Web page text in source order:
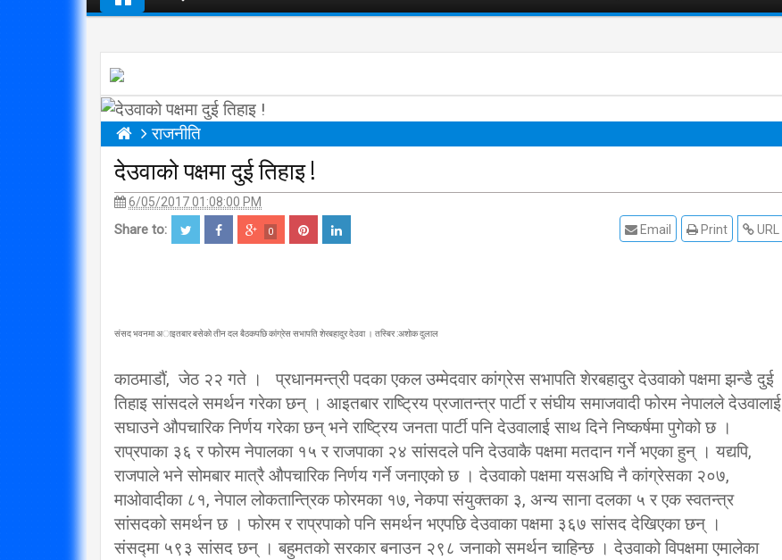
राजनीति
देउवाको पक्षमा दुई तिहाइ !
6/05/2017 01:08:00 PM
Share to: 0 URL
Print
Email
संसद भवनमा अाइतबार बसेकाे तीन दल बैठकपछि कांग्रेस सभापति शेरबहादुर देउवा । तस्बिर :अशाेक दुलाल
काठमाडौं, जेठ २२ गते । प्रधानमन्त्री पदका एकल उम्मेदवार कांग्रेस सभापति शेरबहादुर देउवाको पक्षमा झन्डै दुई
तिहाइ सांसदले समर्थन गरेका छन् । आइतबार राष्ट्रिय प्रजातन्त्र पार्टी र संघीय समाजवादी फोरम नेपालले देउवालाई
सघाउने औपचारिक निर्णय गरेका छन् भने राष्ट्रिय जनता पार्टी पनि देउवालाई साथ दिने निष्कर्षमा पुगेको छ ।
राप्रपाका ३६ र फोरम नेपालका १५ र राजपाका २४ सांसदले पनि देउवाकै पक्षमा मतदान गर्ने भएका हुन् । यद्यपि,
राजपाले भने सोमबार मात्रै औपचारिक निर्णय गर्ने जनाएको छ । देउवाको पक्षमा यसअघि नै कांग्रेसका २०७,
माओवादीका ८१, नेपाल लोकतान्त्रिक फोरमका १७, नेकपा संयुक्तका ३, अन्य साना दलका ५ र एक स्वतन्त्र
सांसदको समर्थन छ । फोरम र राप्रपाको पनि समर्थन भएपछि देउवाका पक्षमा ३६७ सांसद देखिएका छन् ।
संसद्मा ५९३ सांसद छन् । बहुमतको सरकार बनाउन २९८ जनाको समर्थन चाहिन्छ । देउवाको विपक्षमा एमालेका